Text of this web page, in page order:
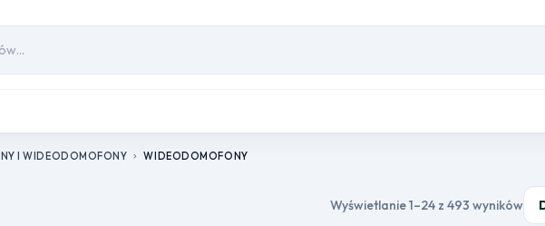
I WIDEODOMOFONY chevron_right WIDEODOMOFONY
Wyświetlanie 1–24 z 493 wyników